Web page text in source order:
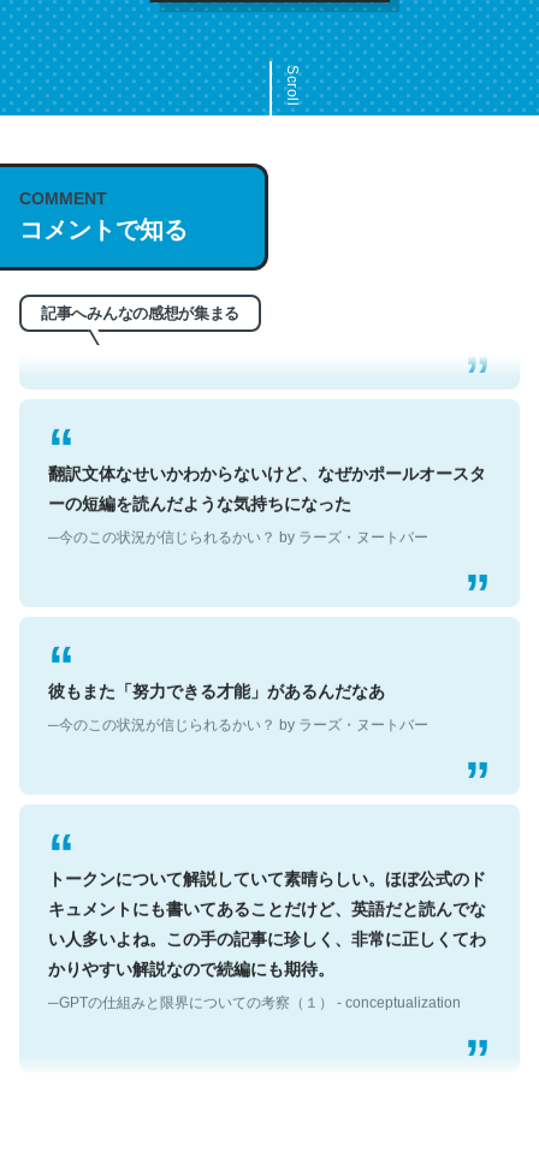
Scroll
COMMENT
コメントで知る
記事へみんなの感想が集まる
これは名文。彼はとてもクレバーなんだろうなと凄く思
う。英語少しでも読める人は原文もお勧め。自分はこの流
れ好き。Let’s Fucking Go. Then Covid hit. Shit.
─今のこの状況が信じられるかい？ by ラーズ・ヌートバー
翻訳文体なせいかわからないけど、なぜかポールオースタ
ーの短編を読んだような気持ちになった
彼もまた「努力できる才能」があるんだなあ
トークンについて解説していて素晴らしい。ほぼ公式のド
キュメントにも書いてあることだけど、英語だと読んでな
い人多いよね。この手の記事に珍しく、非常に正しくてわ
かりやすい解説なので続編にも期待。